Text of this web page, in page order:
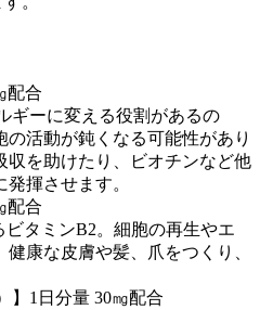
配合
ギーに変える役割があるの
活動が鈍くなる可能性があり
収を助けたり、ビオチンなど他
揮させます。
配合
タミンB2。細胞の再生やエ
康な皮膚や髪、爪をつくり、
】1日分量 30㎎配合